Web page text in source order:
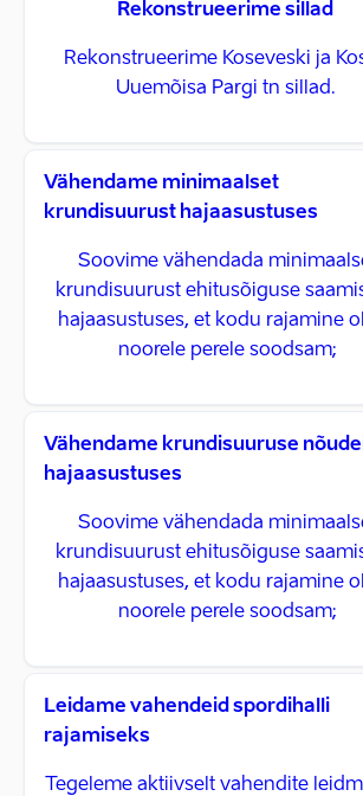
Rekonstrueerime sillad
Rekonstrueerime Koseveski ja
Uuemõisa Pargi tn sillad.
Vähendame minimaalset
krundisuurust hajaasustuses
Soovime vähendada
krundisuurust ehitusõiguse
hajaasustuses, et kodu rajamine
noorele perele soodsam;
Vähendame krundisuuruse
hajaasustuses
Soovime vähendada
krundisuurust ehitusõiguse
hajaasustuses, et kodu rajamine
noorele perele soodsam;
Leidame vahendeid spordihalli
rajamiseks
Tegeleme aktiivselt vahendite